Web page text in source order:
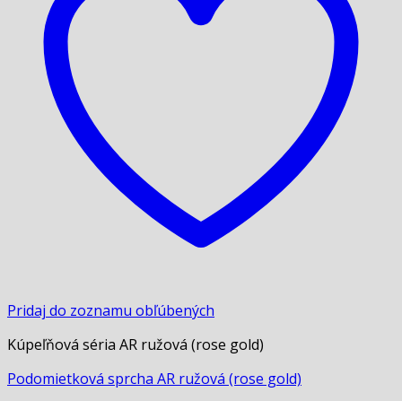
Pridaj do zoznamu obľúbených
Kúpeľňová séria AR ružová (rose gold)
Podomietková sprcha AR ružová (rose gold)